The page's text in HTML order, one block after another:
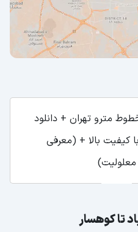
مترو تهران + دانلود
کیفیت بالا + (معرفی
معلولیت)